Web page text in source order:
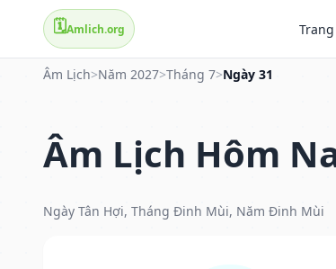
🗓️Amlich.org
Âm Lịch>Năm 2027>Tháng 7>Ngày 31
Âm Lịch Hôm
Ngày Tân Hợi, Tháng Đinh Mùi, Năm Đinh Mùi